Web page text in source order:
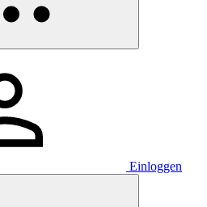
Einloggen